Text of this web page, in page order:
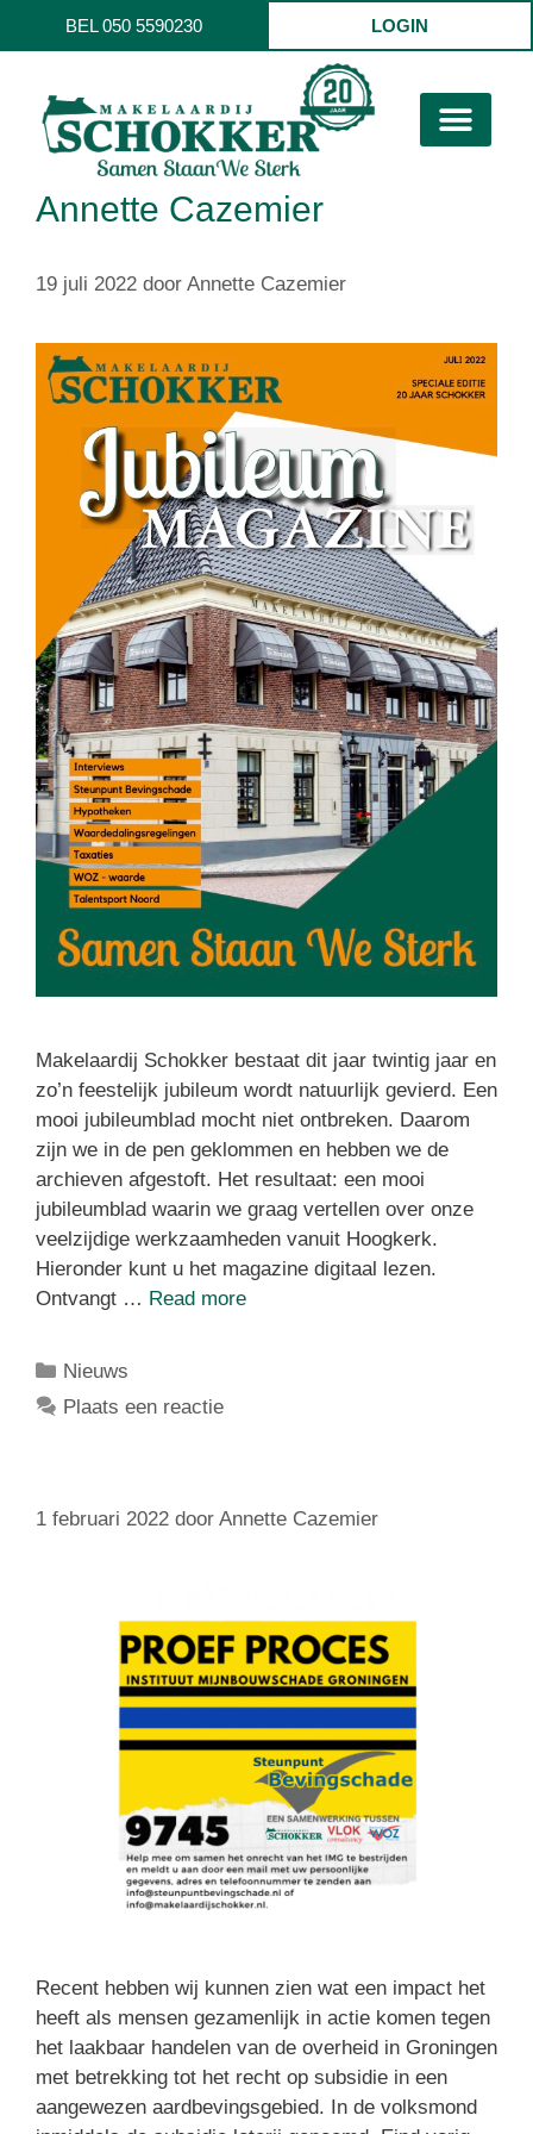
BEL 050 5590230 LOGIN
Annette Cazemier
19 juli 2022 door Annette Cazemier
Makelaardij Schokker bestaat dit jaar twintig jaar en
zo’n feestelijk jubileum wordt natuurlijk gevierd. Een
mooi jubileumblad mocht niet ontbreken. Daarom
zijn we in de pen geklommen en hebben we de
archieven afgestoft. Het resultaat: een mooi
jubileumblad waarin we graag vertellen over onze
veelzijdige werkzaamheden vanuit Hoogkerk.
Hieronder kunt u het magazine digitaal lezen.
Ontvangt … Read more
Nieuws
Plaats een reactie
1 februari 2022 door Annette Cazemier
Recent hebben wij kunnen zien wat een impact het
heeft als mensen gezamenlijk in actie komen tegen
het laakbaar handelen van de overheid in Groningen
met betrekking tot het recht op subsidie in een
aangewezen aardbevingsgebied. In de volksmond